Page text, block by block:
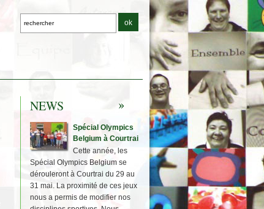
NEWS
Spécial Olympics
Belgium à Courtrai
Cette année, les
Spécial Olympics Belgium se
dérouleront à Courtrai du 29 au
31 mai. La proximité de ces jeux
nous a permis de modifier nos